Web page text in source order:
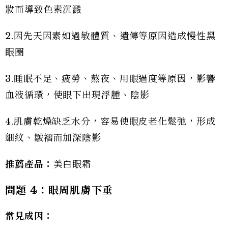
妝而導致色素沉澱
2.因先天因素如過敏體質、遺傳等原因造成慢性黑
眼圈
3.睡眠不足、疲勞、熬夜、用眼過度等原因，影響
血液循環，使眼下出現浮腫、陰影
4.肌膚乾燥缺乏水分，容易使眼皮老化鬆弛，形成
細紋、皺褶而加深陰影
推薦產品： 美白眼霜
問題 4：眼周肌膚下垂
常見成因：